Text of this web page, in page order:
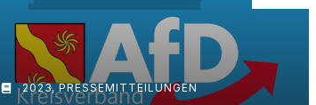
2023,PRESSEMITTEILUNGEN